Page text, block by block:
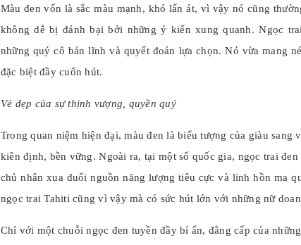
Màu đen vốn là sắc màu mạnh, khó lấn át, vì vậy nó cũng
không dễ bị đánh bại bởi những ý kiến xung quanh. Ngọc
những quý cô bản lĩnh và quyết đoán lựa chọn. Nó vừa mang
đặc biệt đầy cuốn hút.
Vẻ đẹp của sự thịnh vượng, quyền quý
Trong quan niệm hiện đại, màu đen là biểu tượng của giàu
kiên định, bền vững. Ngoài ra, tại một số quốc gia, ngọc trai
chủ nhân xua đuổi nguồn năng lượng tiêu cực và linh hồn ma
ngọc trai Tahiti cũng vì vậy mà có sức hút lớn với những nữ
Chỉ với một chuỗi ngọc đen tuyền đầy bí ẩn, đẳng cấp của